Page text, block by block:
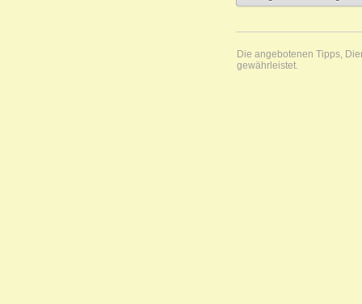
Die angebotenen Tipps,
gewährleistet.